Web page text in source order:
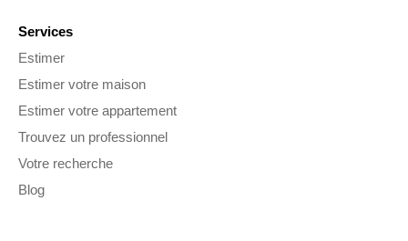
Services
Estimer
Estimer votre maison
Estimer votre appartement
Trouvez un professionnel
Votre recherche
Blog